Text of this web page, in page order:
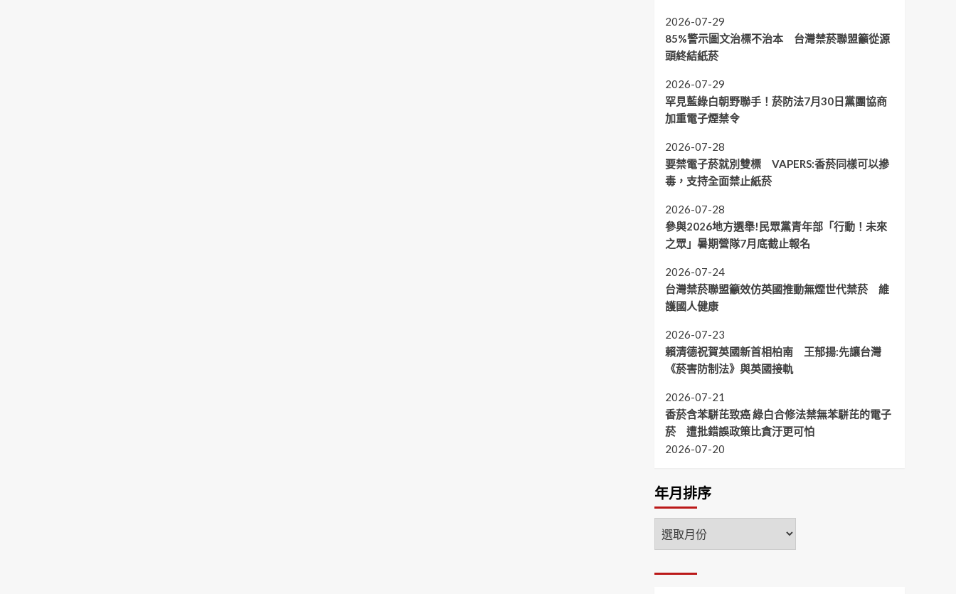
2026-07-29
85%警示圖文治標不治本 台灣禁菸聯盟籲從源
頭終結紙菸
2026-07-29
罕見藍綠白朝野聯手！菸防法7月30日黨團協商
加重電子煙禁令
2026-07-28
要禁電子菸就別雙標 VAPERS:香菸同樣可以摻
毒，支持全面禁止紙菸
2026-07-28
參與2026地方選舉!民眾黨青年部「行動！未來
之眾」暑期營隊7月底截止報名
2026-07-24
台灣禁菸聯盟籲效仿英國推動無煙世代禁菸 維
護國人健康
2026-07-23
賴清德祝賀英國新首相柏南 王郁揚:先讓台灣
《菸害防制法》與英國接軌
2026-07-21
香菸含苯駢芘致癌 綠白合修法禁無苯駢芘的電子
菸 遭批錯誤政策比貪汙更可怕
2026-07-20
年月排序
年
月
序